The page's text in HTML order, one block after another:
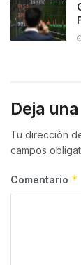
Deja
Tu dirección
campos
Comentario *